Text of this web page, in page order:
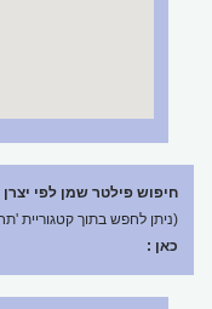
חיפוש פילטר שמן לפי
(ניתן לחפש בתוך קטגוריית
כאן :